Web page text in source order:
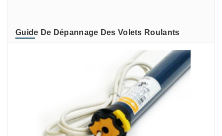
Guide De Dépannage Des Volets Roulants